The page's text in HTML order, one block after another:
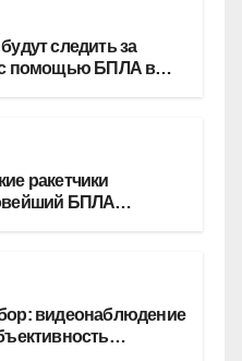
следить за
с помощью БПЛА в
ракетчики
БПЛА
видеонаблюдение